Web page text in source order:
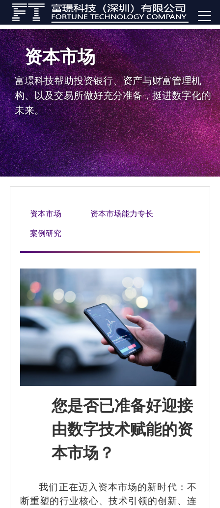
资本市场
富璟科技帮助投资银行、资产与财富管理机
构、以及交易所做好充分准备，挺进数字化的
未来。
资本市场 资本市场能力专长
案例研究
您是否已准备好迎接
由数字技术赋能的资
本市场？
我们正在迈入资本市场的新时代：不
断重塑的行业核心、技术引领的创新、连